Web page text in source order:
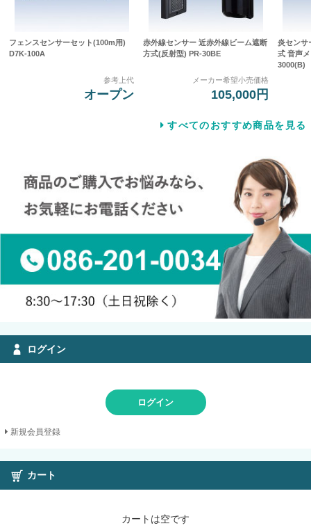
フェンスセンサーセット(100m用)
D7K-100A
参考上代
オープン
赤外線センサー 近赤外線ビーム遮断
方式(反射型) PR-30BE
メーカー希望小売価格
105,000円
炎センサ
式 音声
3000(B)
すべてのおすすめ商品を見る
ログイン
ログイン
新規会員登録
カート
カートは空です